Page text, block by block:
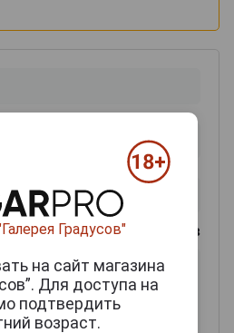
0из 2000 знаков
Градусов"
на сайт магазина
Для доступа на
подтвердить
возраст.